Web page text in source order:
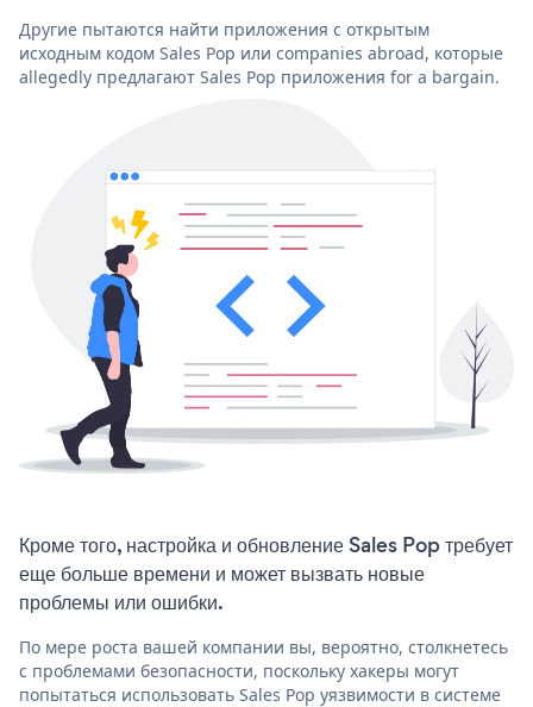
Другие пытаются найти приложения с открытым
исходным кодом Sales Pop или companies abroad, которые
allegedly предлагают Sales Pop приложения for a bargain.
Кроме того, настройка и обновление Sales Pop требует
еще больше времени и может вызвать новые
проблемы или ошибки.
По мере роста вашей компании вы, вероятно, столкнетесь
с проблемами безопасности, поскольку хакеры могут
попытаться использовать Sales Pop уязвимости в системе